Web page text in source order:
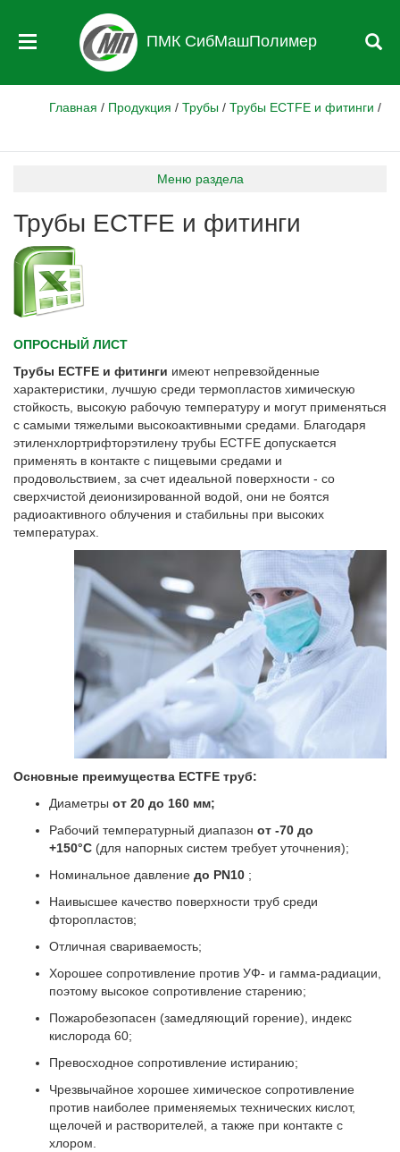
ПМК СибМашПолимер
Главная / Продукция / Трубы / Трубы ECTFE и фитинги /
Меню раздела
Трубы ECTFE и фитинги
ОПРОСНЫЙ ЛИСТ
Трубы ECTFE и фитинги имеют непревзойденные
характеристики, лучшую среди термопластов химическую
стойкость, высокую рабочую температуру и могут применяться
с самыми тяжелыми высокоактивными средами. Благодаря
этиленхлортрифторэтилену трубы ECTFE допускается
применять в контакте с пищевыми средами и
продовольствием, за счет идеальной поверхности - со
сверхчистой деионизированной водой, они не боятся
радиоактивного облучения и стабильны при высоких
температурах.
Основные преимущества ECTFE труб:
Диаметры от 20 до 160 мм;
Рабочий температурный диапазон от -70 до
+150°С (для напорных систем требует уточнения);
Номинальное давление до PN10 ;
Наивысшее качество поверхности труб среди
фторопластов;
Отличная свариваемость;
Хорошее сопротивление против УФ- и гамма-радиации,
поэтому высокое сопротивление старению;
Пожаробезопасен (замедляющий горение), индекс
кислорода 60;
Превосходное сопротивление истиранию;
Чрезвычайное хорошее химическое сопротивление
против наиболее применяемых технических кислот,
щелочей и растворителей, а также при контакте с
хлором.